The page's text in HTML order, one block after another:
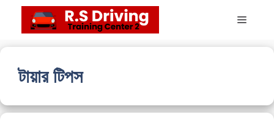
content
Menu
টায়ার টিপস